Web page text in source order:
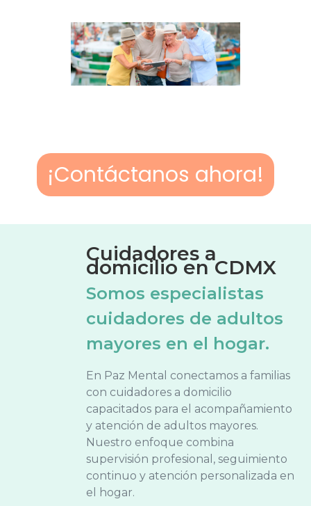
¡Contáctanos ahora!
Cuidadores a
domicilio en CDMX
Somos especialistas
cuidadores de adultos
mayores en el hogar.
En Paz Mental conectamos a familias
con cuidadores a domicilio
capacitados para el acompañamiento
y atención de adultos mayores.
Nuestro enfoque combina
supervisión profesional, seguimiento
continuo y atención personalizada en
el hogar.